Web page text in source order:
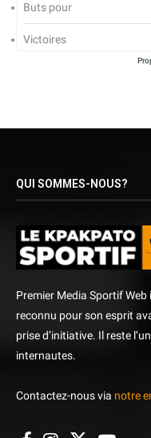
Buts pour
Victoires
QUI SOMMES-NOUS?
Premier Media Sportif Web
reconnu pour son esprit
prise d’initiative. Il reste
internautes.
Contactez-nous via notre